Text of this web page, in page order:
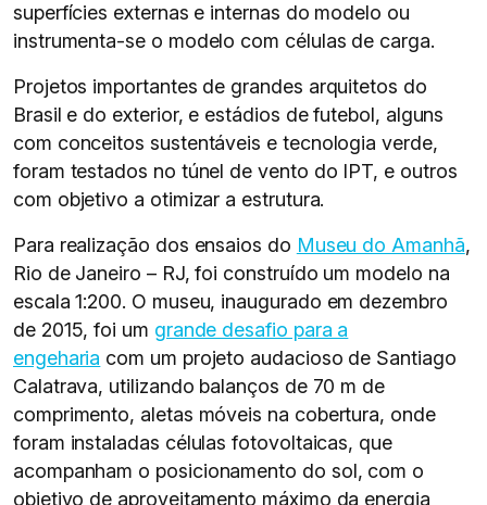
superfícies externas e internas do modelo ou
instrumenta-se o modelo com células de carga.
Projetos importantes de grandes arquitetos do
Brasil e do exterior, e estádios de futebol, alguns
com conceitos sustentáveis e tecnologia verde,
foram testados no túnel de vento do IPT, e outros
com objetivo a otimizar a estrutura.
Para realização dos ensaios do Museu do Amanhã,
Rio de Janeiro – RJ, foi construído um modelo na
escala 1:200. O museu, inaugurado em dezembro
de 2015, foi um grande desafio para a
engeharia com um projeto audacioso de Santiago
Calatrava, utilizando balanços de 70 m de
comprimento, aletas móveis na cobertura, onde
foram instaladas células fotovoltaicas, que
acompanham o posicionamento do sol, com o
objetivo de aproveitamento máximo da energia